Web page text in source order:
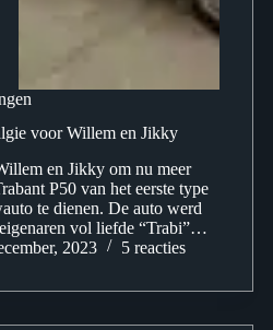
voor Willem en Jikky
en Jikky om nu meer
P50 van het eerste type
te dienen. De auto werd
vol liefde “Trabi”…
2023 5 reacties